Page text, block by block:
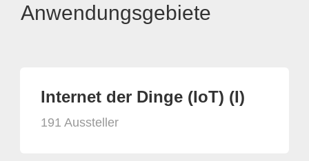
Anwendungsgebiete
Internet der Dinge (IoT) (I)
191 Aussteller